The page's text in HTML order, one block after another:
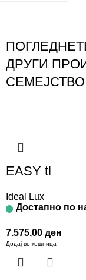
ДРУГИ
СЕМЕЈСТВО
EASY tl
Ideal Lux
Достапно по
7.575,00 ден
Додај во кошница